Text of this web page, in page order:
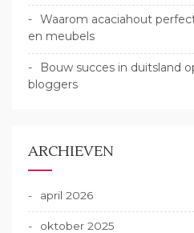
Waarom acaciahout
en meubels
Bouw succes in duitsland
bloggers
ARCHIEVEN
april 2026
oktober 2025